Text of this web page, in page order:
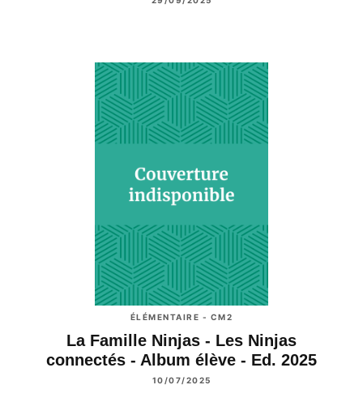
ÉLÉMENTAIRE - CM2
La Famille Ninjas - Les Ninjas
connectés - Album élève - Ed. 2025
10/07/2025